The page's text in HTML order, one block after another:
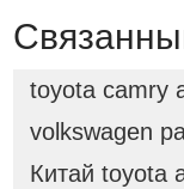
toyota camry
volkswagen
Китай toyota